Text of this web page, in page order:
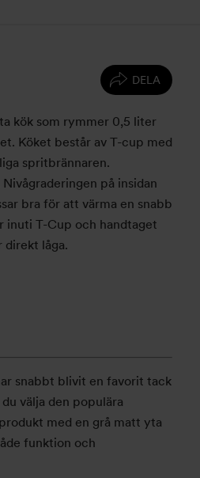
DELA
kök som rymmer 0,5 liter
Köket består av T-cup med
spritbrännaren.
Nivågraderingen på insidan
bra för att värma en snabb
inuti T-Cup och handtaget
direkt låga.
snabbt blivit en favorit tack
välja den populära
med en grå matt yta
funktion och